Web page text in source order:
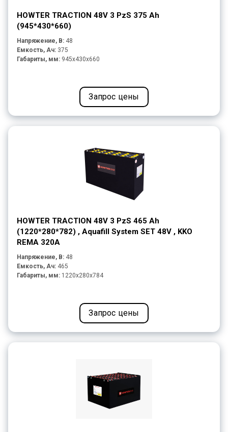
HOWTER TRACTION 48V 3 PzS 375 Ah
(945*430*660)
Напряжение, В: 48
Емкость, Ач: 375
Габариты, мм: 945x430x660
Запрос цены
HOWTER TRACTION 48V 3 PzS 465 Ah
(1220*280*782) , Aquafill System SET 48V , KKO
REMA 320A
Напряжение, В: 48
Емкость, Ач: 465
Габариты, мм: 1220x280x784
Запрос цены